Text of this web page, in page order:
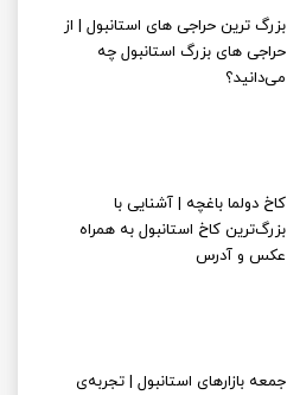
بزرگ ترین حراجی های استانبول | از
حراجی های بزرگ استانبول چه
می‌دانید؟
کاخ دولما باغچه‌ | آشنایی با
بزرگ‌ترین کاخ استانبول به همراه
عکس و آدرس
جمعه بازارهای استانبول | تجربه‌ی